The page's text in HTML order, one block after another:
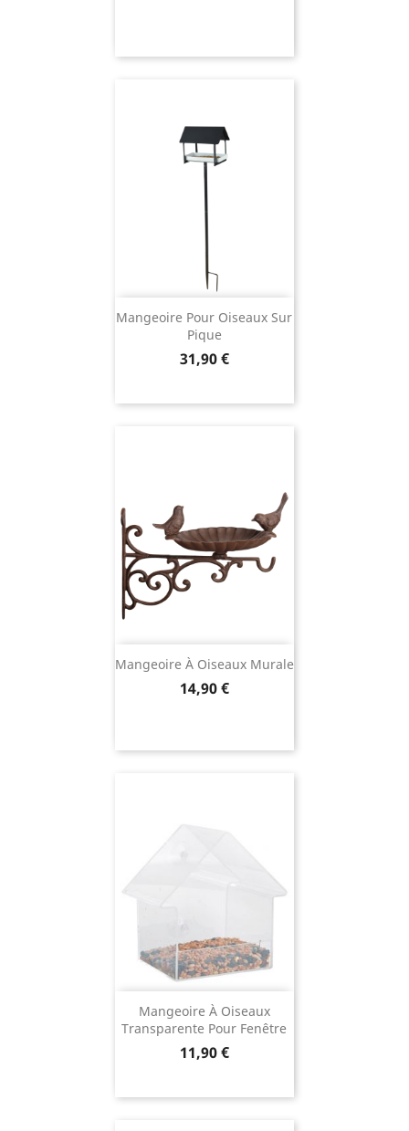
Mangeoire Pour Oiseaux Sur
Pique
Prix
31,90 €
Mangeoire À Oiseaux Murale
Prix
14,90 €
Mangeoire À Oiseaux
Transparente Pour Fenêtre
Prix
11,90 €